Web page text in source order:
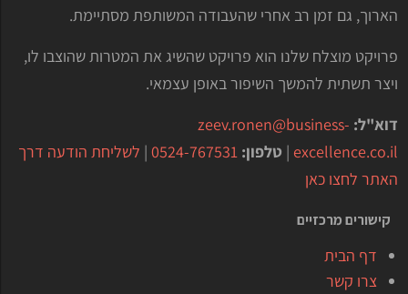
הארוך, גם זמן רב אחרי שהעבודה המשותפת מסתיימת.
פרויקט מוצלח שלנו הוא פרויקט שהשיג את המטרות שהוצבו לו,
ויצר תשתית להמשך השיפור באופן עצמאי.
דוא"ל: zeev.ronen@business-
excellence.co.il
| טלפון: 0524-767531
| לשליחת הודעה דרך
האתר לחצו כאן
קישורים מרכזיים
דף הבית
צרו קשר